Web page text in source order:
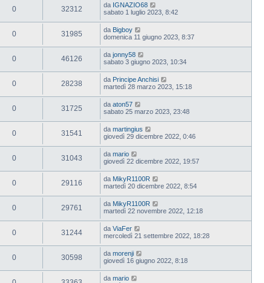
0 32312 da IGNAZIO68
sabato 1 luglio 2023, 8:42
0 31985 da Bigboy
domenica 11 giugno 2023, 8:37
0 46126 da jonny58
sabato 3 giugno 2023, 10:34
0 28238 da Principe Anchisi
martedì 28 marzo 2023, 15:18
0 31725 da aton57
sabato 25 marzo 2023, 23:48
0 31541 da martingius
giovedì 29 dicembre 2022, 0:46
0 31043 da mario
giovedì 22 dicembre 2022, 19:57
0 29116 da MikyR1100R
martedì 20 dicembre 2022, 8:54
0 29761 da MikyR1100R
martedì 22 novembre 2022, 12:18
0 31244 da ViaFer
mercoledì 21 settembre 2022, 18:28
0 30598 da morenji
giovedì 16 giugno 2022, 8:18
da mario